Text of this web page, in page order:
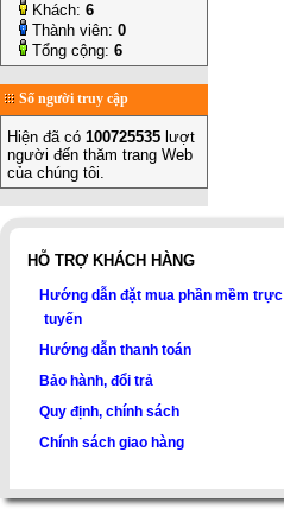
Khách: 6
Thành viên: 0
Tổng cộng: 6
Số người truy cập
Hiện đã có 100725535 lượt
người đến thăm trang Web
của chúng tôi.
HỖ TRỢ KHÁCH HÀNG
Hướng dẫn đặt mua phần mềm trực
tuyến
Hướng dẫn thanh toán
Bảo hành, đổi trả
Quy định, chính sách
Chính sách giao hàng